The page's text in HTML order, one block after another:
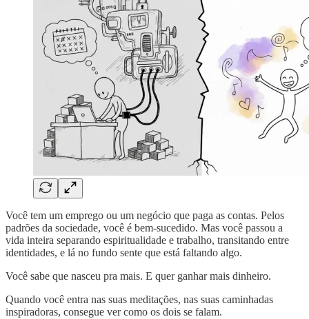
Você tem um emprego ou um negócio que paga as contas. Pelos
padrões da sociedade, você é bem-sucedido. Mas você passou a
vida inteira separando espiritualidade e trabalho, transitando entre
identidades, e lá no fundo sente que está faltando algo.
Você sabe que nasceu pra mais. E quer ganhar mais dinheiro.
Quando você entra nas suas meditações, nas suas caminhadas
inspiradoras, consegue ver como os dois se falam.